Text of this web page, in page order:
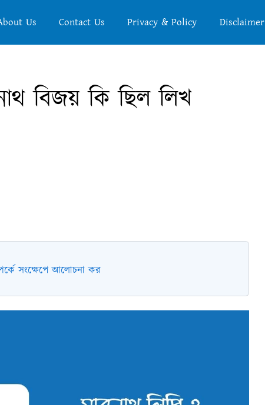
Us Contact Us Privacy & Policy Disclaimer
বিজয় কি ছিল লিখ
সংক্ষেপে আলোচনা কর